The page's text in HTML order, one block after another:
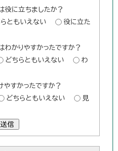
役に立ちましたか？
ともいえない
役に立た
わかりやすかったですか？
どちらともいえない
わ
やすかったですか？
どちらともいえない
見
送信